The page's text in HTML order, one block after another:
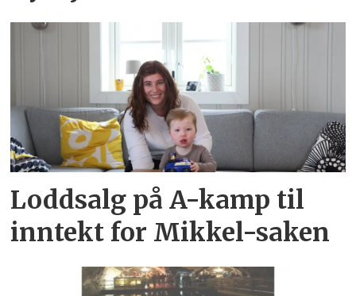
Loddsalg på A-kamp til
inntekt for Mikkel-saken